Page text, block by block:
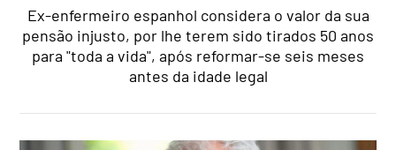
Ex-enfermeiro espanhol considera o valor da sua
pensão injusto, por lhe terem sido tirados 50 anos
para "toda a vida", após reformar-se seis meses
antes da idade legal